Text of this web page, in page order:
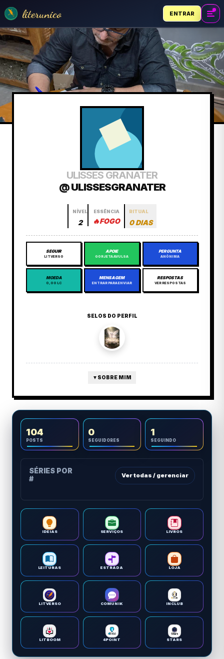
literunico ENTRAR
ULISSES GRANATER
@ ULISSESGRANATER
NÍVEL
2
ESSÊNCIA
🔥FOGO
RITUAL
0 DIAS
SEGUIR
LITVERSO
APOIE
GORJETA AVULSA
PERGUNTA
ANÔNIMA
MOEDA
0,00 LC
MENSAGEM
ENTRAR PARA ENVIAR
RESPOSTAS
VER RESPOSTAS
SELOS DO PERFIL
▼ SOBRE MIM
104
POSTS
0
SEGUIDORES
1
SEGUINDO
SÉRIES POR
#
Ver todas / gerenciar
IDEIAS SERVIÇOS LIVROS
LEITURAS ESTRADA LOJA
LITVERSO COMUNIK INCLUB
LITBOOM 4POINT STARS